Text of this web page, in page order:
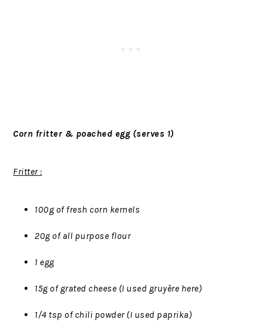
Corn fritter & poached egg (serves 1)
Fritter :
100g of fresh corn kernels
20g of all purpose flour
1 egg
15g of grated cheese (I used gruyère here)
1/4 tsp of chili powder (I used paprika)